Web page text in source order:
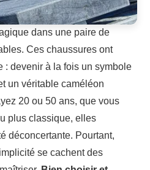
dans une paire de
Ces chaussures ont
: devenir à la fois un symbole
un véritable caméléon
20 ou 50 ans, que vous
plus classique, elles
déconcertante. Pourtant,
se cachent des